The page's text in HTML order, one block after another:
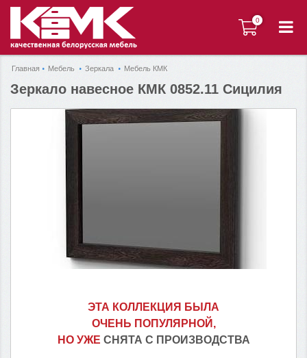
0
0
Главная Мебель Зеркала Мебель КМК
Зеркало навесное КМК 0852.11 Сицилия
ЭТА КОЛЛЕКЦИЯ БЫЛА
ОЧЕНЬ ПОПУЛЯРНОЙ,
НО УЖЕ СНЯТА С ПРОИЗВОДСТВА